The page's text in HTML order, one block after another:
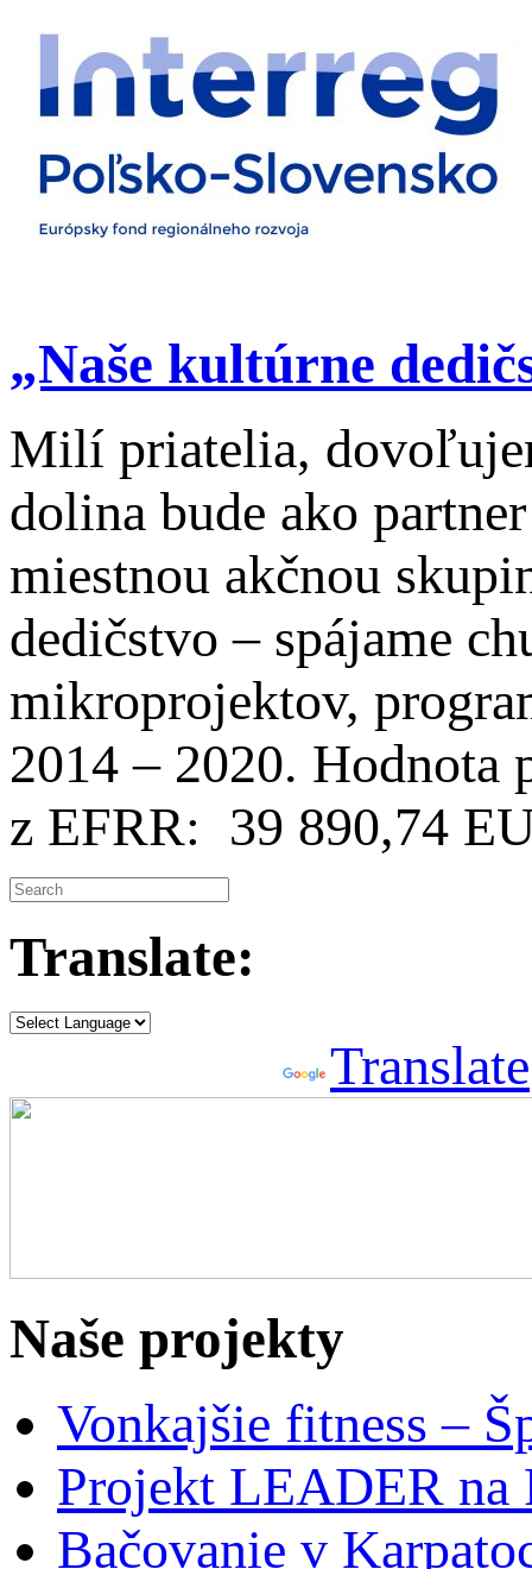
„Naše kultúrne
Milí priatelia,
dolina bude ako
miestnou akčnou
dedičstvo – spájame
mikroprojektov,
2014 – 2020.
z EFRR: 39 890,74
Translate:
Translate
Naše projekty
Vonkajšie fitness –
Projekt LEADER na
Bačovanie v